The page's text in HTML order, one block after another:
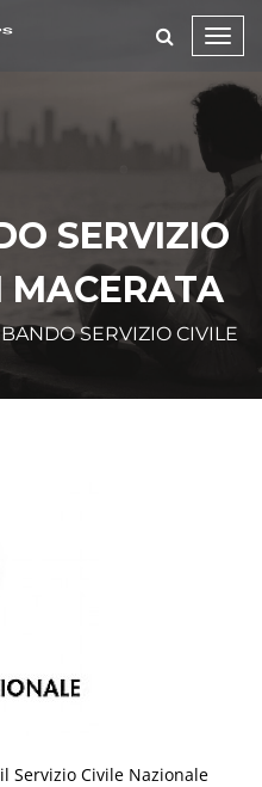
SERVIZIO
MACERATA
SERVIZIO CIVILE
Servizio Civile Nazionale